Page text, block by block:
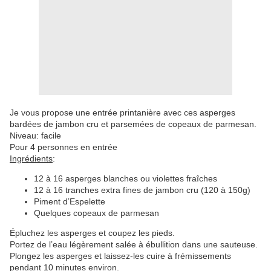
Je vous propose une entrée printanière avec ces asperges
bardées de jambon cru et parsemées de copeaux de parmesan.
Niveau: facile
Pour 4 personnes en entrée
Ingrédients:
12 à 16 asperges blanches ou violettes fraîches
12 à 16 tranches extra fines de jambon cru (120 à 150g)
Piment d’Espelette
Quelques copeaux de parmesan
Épluchez les asperges et coupez les pieds.
Portez de l’eau légèrement salée à ébullition dans une sauteuse.
Plongez les asperges et laissez-les cuire à frémissements
pendant 10 minutes environ.